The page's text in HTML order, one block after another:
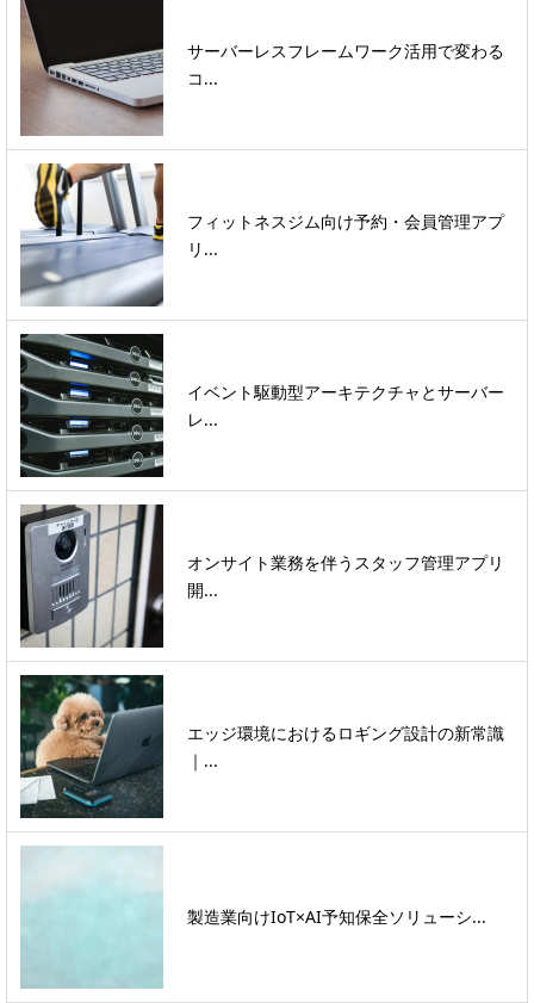
サーバーレスフレームワーク活用で変わる
コ...
フィットネスジム向け予約・会員管理アプ
リ...
イベント駆動型アーキテクチャとサーバー
レ...
オンサイト業務を伴うスタッフ管理アプリ
開...
エッジ環境におけるロギング設計の新常識
｜...
製造業向けIoT×AI予知保全ソリューシ...